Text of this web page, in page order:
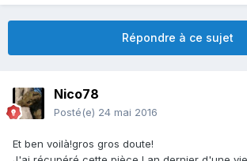
Répondre à ce sujet
Nico78
Posté(e) 24 mai 2016
Et ben voilà!gros gros doute!